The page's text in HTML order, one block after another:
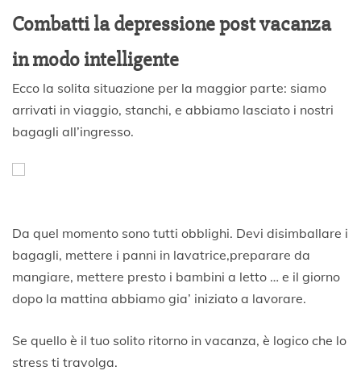
Combatti la depressione post vacanza
in modo intelligente
Ecco la solita situazione per la maggior parte: siamo
arrivati ​​in viaggio, stanchi, e abbiamo lasciato i nostri
bagagli all’ingresso.
Da quel momento sono tutti obblighi. Devi disimballare i
bagagli, mettere i panni in lavatrice,preparare da
mangiare, mettere presto i bambini a letto … e il giorno
dopo la mattina abbiamo gia’ iniziato a lavorare.
Se quello è il tuo solito ritorno in vacanza, è logico che lo
stress ti travolga.